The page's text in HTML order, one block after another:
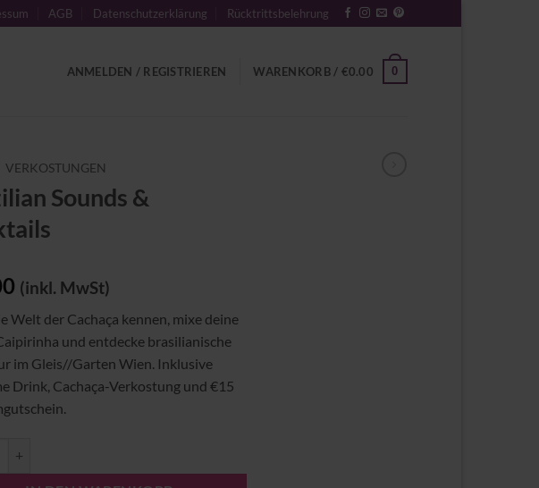
AGB Datenschutzerklärung Rücktrittsbelehrung
ANMELDEN / REGISTRIEREN WARENKORB / €0.00 0
VERKOSTUNGEN
Sounds &
(inkl. MwSt)
Welt der Cachaça kennen, mixe deine
und entdecke brasilianische
im Gleis//Garten Wien. Inklusive
Drink, Cachaça-Verkostung und €15